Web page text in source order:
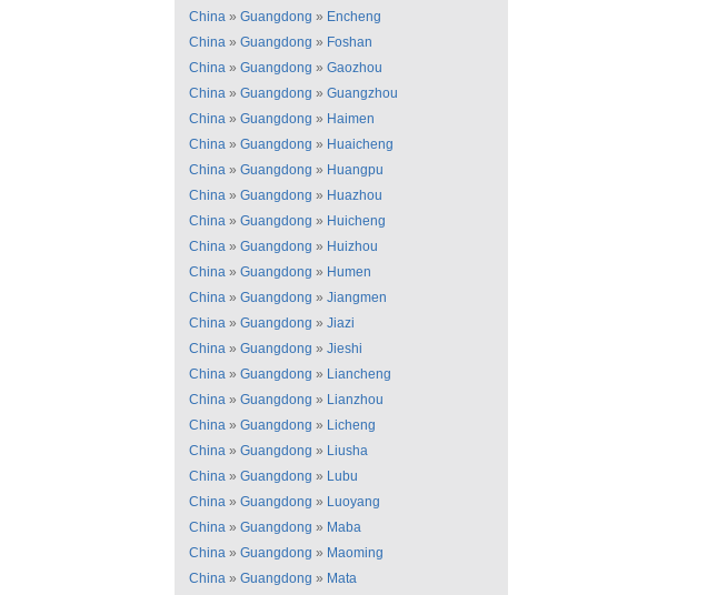
China » Guangdong » Encheng
China » Guangdong » Foshan
China » Guangdong » Gaozhou
China » Guangdong » Guangzhou
China » Guangdong » Haimen
China » Guangdong » Huaicheng
China » Guangdong » Huangpu
China » Guangdong » Huazhou
China » Guangdong » Huicheng
China » Guangdong » Huizhou
China » Guangdong » Humen
China » Guangdong » Jiangmen
China » Guangdong » Jiazi
China » Guangdong » Jieshi
China » Guangdong » Liancheng
China » Guangdong » Lianzhou
China » Guangdong » Licheng
China » Guangdong » Liusha
China » Guangdong » Lubu
China » Guangdong » Luoyang
China » Guangdong » Maba
China » Guangdong » Maoming
China » Guangdong » Mata